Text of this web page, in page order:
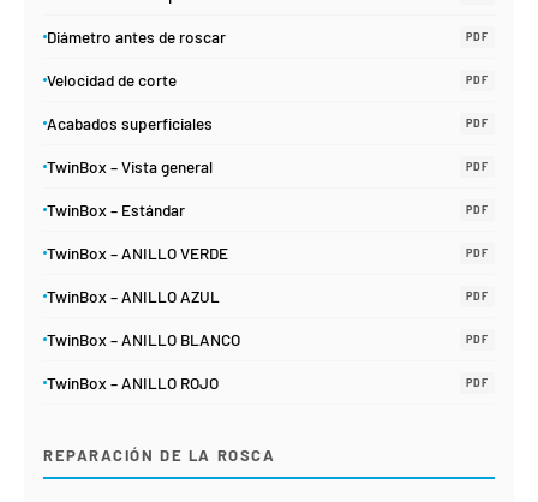
Diámetro antes de roscar PDF
Velocidad de corte PDF
Acabados superficiales PDF
TwinBox – Vista general PDF
TwinBox – Estándar PDF
TwinBox – ANILLO VERDE PDF
TwinBox – ANILLO AZUL PDF
TwinBox – ANILLO BLANCO PDF
TwinBox – ANILLO ROJO PDF
REPARACIÓN DE LA ROSCA